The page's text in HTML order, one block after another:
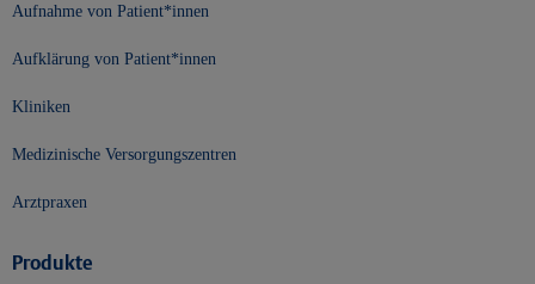
Aufnahme von Patient*innen
Aufklärung von Patient*innen
Kliniken
Medizinische Versorgungszentren
Arztpraxen
Produkte